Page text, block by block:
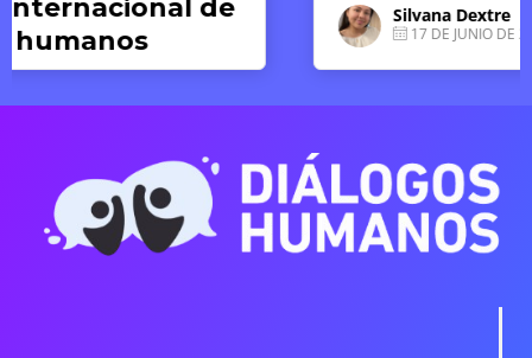
Silvana Dextre
17 DE JUNIO DE 2026